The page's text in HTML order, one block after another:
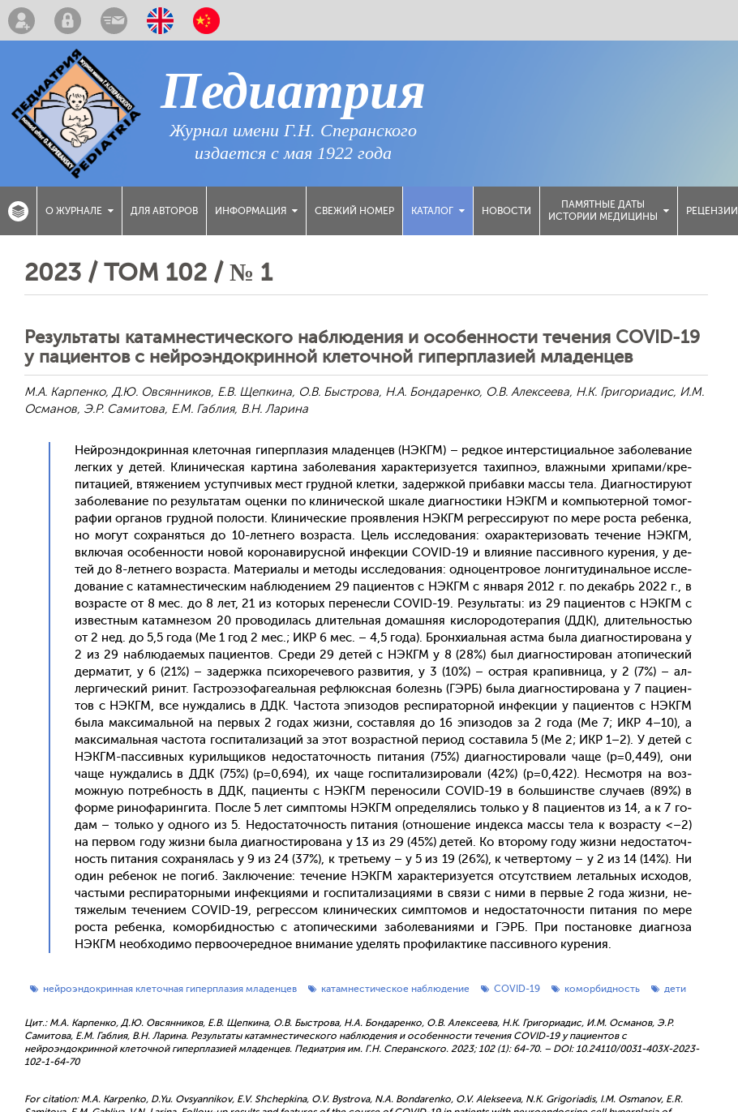
Педиатрия
Журнал имени Г.Н. Сперанского
издается с мая 1922 года
О ЖУРНАЛЕ ДЛЯ АВТОРОВ ИНФОРМАЦИЯ СВЕЖИЙ НОМЕР КАТАЛОГ НОВОСТИ
ПАМЯТНЫЕ ДАТЫ
ИСТОРИИ МЕДИЦИНЫ
РЕЦЕНЗИИ
2023 / ТОМ 102 / № 1
Результаты катамнестического наблюдения и особенности течения COVID-19
у пациентов с нейроэндокринной клеточной гиперплазией младенцев
М.А. Карпенко, Д.Ю. Овсянников, Е.В. Щепкина, О.В. Быстрова, Н.А. Бондаренко, О.В. Алексеева, Н.К. Григориадис, И.М.
Османов, Э.Р. Самитова, Е.М. Габлия, В.Н. Ларина
Ней­ро­эн­докрин­ная кле­точ­ная ги­пер­пла­зия мла­ден­цев (НЭКГМ) – ред­кое ин­тер­сти­ци­аль­ное за­боле­вание
лег­ких у де­тей. Кли­ничес­кая кар­ти­на за­боле­вания ха­рак­те­ризу­ет­ся та­хип­ноэ, влаж­ны­ми хри­пами/кре­
пита­ци­ей, втя­жени­ем ус­тупчи­вых мест груд­ной клет­ки, за­дер­жкой при­бав­ки мас­сы те­ла. Ди­аг­ности­ру­ют
за­боле­вание по ре­зуль­та­там оцен­ки по кли­ничес­кой шка­ле ди­аг­ности­ки НЭКГМ и компь­ютер­ной то­мог­
ра­фии ор­га­нов груд­ной по­лос­ти. Кли­ничес­кие про­яв­ле­ния НЭКГМ рег­ресси­ру­ют по ме­ре рос­та ре­бен­ка,
но мо­гут сох­ра­нять­ся до 10-лет­не­го воз­раста. Цель ис­сле­дова­ния: оха­рак­те­ризо­вать те­чение НЭКГМ,
вклю­чая осо­бен­ности но­вой ко­рона­вирус­ной ин­фекции COVID-19 и вли­яние пас­сивно­го ку­рения, у де­
тей до 8-лет­не­го воз­раста. Ма­тери­алы и ме­тоды ис­сле­дова­ния: од­но­цен­тро­вое лон­ги­туди­наль­ное ис­сле­
дова­ние с ка­там­нести­чес­ким наб­лю­дени­ем 29 па­ци­ен­тов с НЭКГМ с ян­ва­ря 2012 г. по де­кабрь 2022 г., в
воз­расте от 8 мес. до 8 лет, 21 из ко­торых пе­ренес­ли COVID-19. Ре­зуль­та­ты: из 29 па­ци­ен­тов c НЭКГМ с
из­вес­тным ка­там­не­зом 20 про­води­лась дли­тель­ная до­маш­няя кис­ло­родо­тера­пия (ДДК), дли­тель­ностью
от 2 нед. до 5,5 го­да (Ме 1 год 2 мес.; ИКР 6 мес. – 4,5 го­да). Брон­хи­аль­ная ас­тма бы­ла ди­аг­ности­рова­на у
2 из 29 наб­лю­да­емых па­ци­ен­тов. Сре­ди 29 де­тей с НЭКГМ у 8 (28%) был ди­аг­ности­рован ато­пичес­кий
дер­ма­тит, у 6 (21%) – за­дер­жка пси­хоре­чево­го раз­ви­тия, у 3 (10%) – ос­трая кра­пив­ни­ца, у 2 (7%) – ал­
лерги­чес­кий ри­нит. Гас­тро­эзо­фаге­аль­ная реф­люк­сная бо­лезнь (ГЭРБ) бы­ла ди­аг­ности­рова­на у 7 па­ци­ен­
тов с НЭКГМ, все нуж­да­лись в ДДК. Час­то­та эпи­зодов рес­пи­ратор­ной ин­фекции у па­ци­ен­тов с НЭКГМ
бы­ла мак­си­маль­ной на пер­вых 2 го­дах жиз­ни, сос­тавляя до 16 эпи­зодов за 2 го­да (Me 7; ИКР 4–10), а
мак­си­маль­ная час­то­та гос­пи­тали­заций за этот воз­рас­тной пе­ри­од сос­та­вила 5 (Me 2; ИКР 1–2). У де­тей с
НЭКГМ-пас­сивных ку­риль­щи­ков не­дос­та­точ­ность пи­тания (75%) ди­аг­ности­рова­ли ча­ще (р=0,449), они
ча­ще нуж­да­лись в ДДК (75%) (р=0,694), их ча­ще гос­пи­тали­зиро­вали (42%) (р=0,422). Нес­мотря на воз­
можную пот­ребность в ДДК, па­ци­ен­ты с НЭКГМ пе­рено­сили СOVID-19 в боль­шинс­тве слу­ча­ев (89%) в
фор­ме ри­нофа­рин­ги­та. Пос­ле 5 лет сим­пто­мы НЭКГМ оп­ре­деля­лись толь­ко у 8 па­ци­ен­тов из 14, а к 7 го­
дам – толь­ко у од­но­го из 5. Не­дос­та­точ­ность пи­тания (от­но­шение ин­декса мас­сы те­ла к воз­расту <–2)
на пер­вом го­ду жиз­ни бы­ла ди­аг­ности­рова­на у 13 из 29 (45%) де­тей. Ко вто­рому го­ду жиз­ни не­дос­та­точ­
ность пи­тания сох­ра­нялась у 9 из 24 (37%), к треть­ему – у 5 из 19 (26%), к чет­верто­му – у 2 из 14 (14%). Ни
один ре­бенок не по­гиб. Зак­лю­чение: те­чение НЭКГМ ха­рак­те­ризу­ет­ся от­сутс­тви­ем ле­таль­ных ис­хо­дов,
час­ты­ми рес­пи­ратор­ны­ми ин­фекци­ями и гос­пи­тали­заци­ями в свя­зи с ни­ми в пер­вые 2 го­да жиз­ни, не­
тяже­лым те­чени­ем COVID-19, рег­рессом кли­ничес­ких сим­пто­мов и не­дос­та­точ­ности пи­тания по ме­ре
рос­та ре­бен­ка, ко­мор­бидностью с ато­пичес­ки­ми за­боле­вани­ями и ГЭРБ. При пос­та­нов­ке ди­аг­но­за
НЭКГМ не­об­хо­димо пер­во­оче­ред­ное вни­мание уде­лять про­филак­ти­ке пас­сивно­го ку­рения.
нейроэндокринная клеточная гиперплазия младенцев катамнестическое наблюдение COVID-19 коморбидность дети
Цит.: М.А. Карпенко, Д.Ю. Овсянников, Е.В. Щепкина, О.В. Быстрова, Н.А. Бондаренко, О.В. Алексеева, Н.К. Григориадис, И.М. Османов, Э.Р.
Самитова, Е.М. Габлия, В.Н. Ларина. Результаты катамнестического наблюдения и особенности течения COVID-19 у пациентов с
нейроэндокринной клеточной гиперплазией младенцев. Педиатрия им. Г.Н. Сперанского. 2023; 102 (1): 64-70. – DOI: 10.24110/0031-403X-2023-
102-1-64-70
For citation: M.A. Karpenko, D.Yu. Ovsyannikov, E.V. Shchepkina, O.V. Bystrova, N.A. Bondarenko, O.V. Alekseeva, N.K. Grigoriadis, I.M. Osmanov, E.R.